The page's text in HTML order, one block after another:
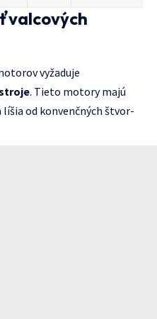
vyžaduje
. Tieto motory majú
od konvenčných štvor-